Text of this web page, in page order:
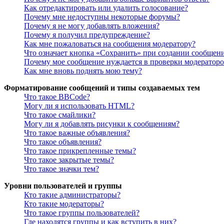
Как отредактировать или удалить голосование?
Почему мне недоступны некоторые форумы?
Почему я не могу добавлять вложения?
Почему я получил предупреждение?
Как мне пожаловаться на сообщения модератору?
Что означает кнопка «Сохранить» при создании
Почему мое сообщение нуждается в проверки
Как мне вновь поднять мою тему?
Форматирование сообщений и типы создаваемых тем
Что такое BBCode?
Могу ли я использовать HTML?
Что такое смайлики?
Могу ли я добавлять рисунки к сообщениям?
Что такое важные объявления?
Что такое объявления?
Что такое прикрепленные темы?
Что такое закрытые темы?
Что такое значки тем?
Уровни пользователей и группы
Кто такие администраторы?
Кто такие модераторы?
Что такое группы пользователей?
Где находятся группы и как вступить в них?